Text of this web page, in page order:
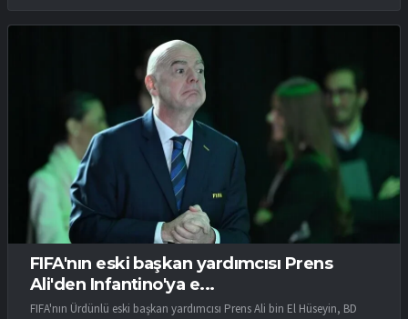
FIFA'nın eski başkan yardımcısı Prens
Ali'den Infantino'ya e...
FIFA'nın Ürdünlü eski başkan yardımcısı Prens Ali bin El Hüseyin, BD